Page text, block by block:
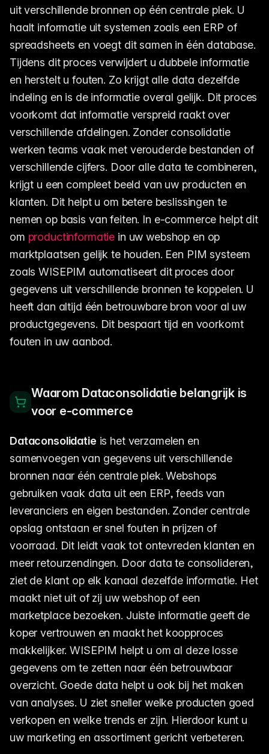
uit verschillende bronnen op één centrale plek. U
haalt informatie uit systemen zoals een ERP of
spreadsheets en voegt dit samen in één database.
Tijdens dit proces verwijdert u dubbele informatie
en herstelt u fouten. Zo krijgt alle data dezelfde
indeling en is de informatie overal gelijk. Dit proces
voorkomt dat informatie verspreid raakt over
verschillende afdelingen. Zonder consolidatie
werken teams vaak met verouderde bestanden of
verschillende cijfers. Door alle data te combineren,
krijgt u een compleet beeld van uw producten en
klanten. Dit helpt u om betere beslissingen te
nemen op basis van feiten. In e-commerce helpt dit
om productinformatie in uw webshop en op
marktplaatsen gelijk te houden. Een PIM systeem
zoals WISEPIM automatiseert dit proces door
gegevens uit verschillende bronnen te koppelen. U
heeft dan altijd één betrouwbare bron voor al uw
productgegevens. Dit bespaart tijd en voorkomt
fouten in uw aanbod.
Waarom Dataconsolidatie belangrijk is
voor e-commerce
Dataconsolidatie is het verzamelen en
samenvoegen van gegevens uit verschillende
bronnen naar één centrale plek. Webshops
gebruiken vaak data uit een ERP, feeds van
leveranciers en eigen bestanden. Zonder centrale
opslag ontstaan er snel fouten in prijzen of
voorraad. Dit leidt vaak tot ontevreden klanten en
meer retourzendingen. Door data te consolideren,
ziet de klant op elk kanaal dezelfde informatie. Het
maakt niet uit of zij uw webshop of een
marketplace bezoeken. Juiste informatie geeft de
koper vertrouwen en maakt het koopproces
makkelijker. WISEPIM helpt u om al deze losse
gegevens om te zetten naar één betrouwbaar
overzicht. Goede data helpt u ook bij het maken
van analyses. U ziet sneller welke producten goed
verkopen en welke trends er zijn. Hierdoor kunt u
uw marketing en assortiment gericht verbeteren.